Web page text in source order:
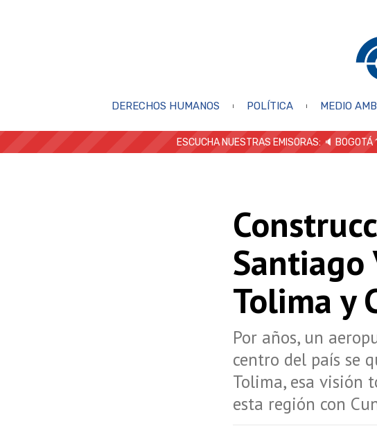
DERECHOS HUMANOS POLÍTICA MEDIO
ESCUCHA NUESTRAS EMISORAS: 🔈 BOGOTÁ
Santiago
Tolima y
Por años, un
centro del país se
Tolima, esa visión
esta región con